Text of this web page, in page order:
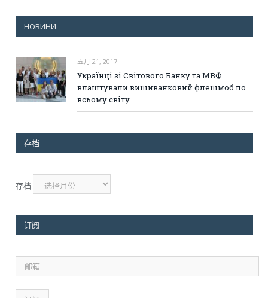
НОВИНИ
五月 21, 2017
Українці зі Світового Банку та МВФ
влаштували вишиванковий флешмоб по
всьому світу
存档
存档
订阅